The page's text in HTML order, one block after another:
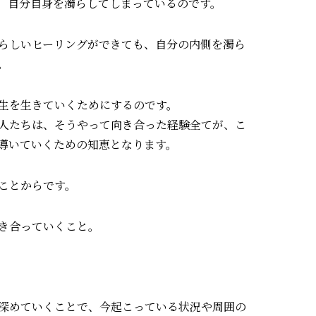
しいヒーリングができても、自分の内側を濁ら
生きていくためにするのです。
たちは、そうやって向き合った経験全てが、こ
ていくための知恵となります。
からです。
っていくこと。
めていくことで、今起こっている状況や周囲の